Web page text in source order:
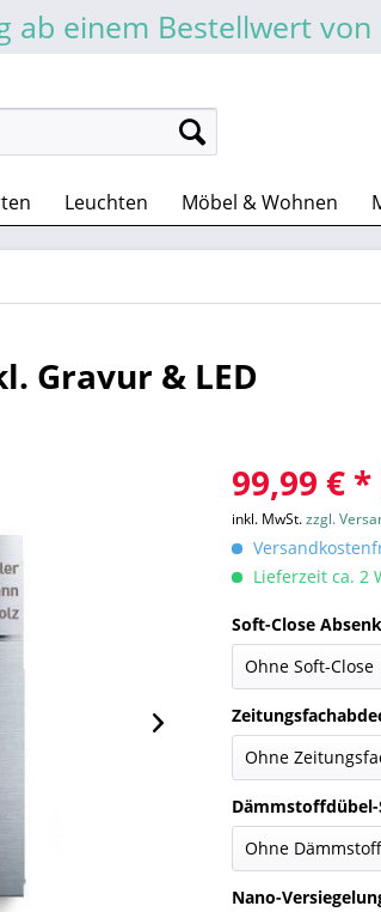
ab einem Bestellwert von
Leuchten Möbel & Wohnen
Gravur & LED
99,99 € *
inkl. MwSt.zzgl.
Lieferzeit ca. 2
Soft-Close
Dämmstoffdübel-
Nano-